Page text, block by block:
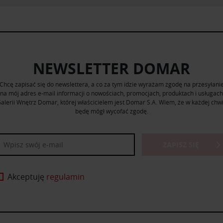
NEWSLETTER DOMAR
zapisać się do newslettera, a co za tym idzie wyrażam zgodę na
na mój adres e-mail informacji o nowościach, promocjach, produktach i usługach
Wnętrz Domar, której właścicielem jest Domar S.A. Wiem, że w każdej
będę mógł wycofać zgodę.
Akceptuję regulamin